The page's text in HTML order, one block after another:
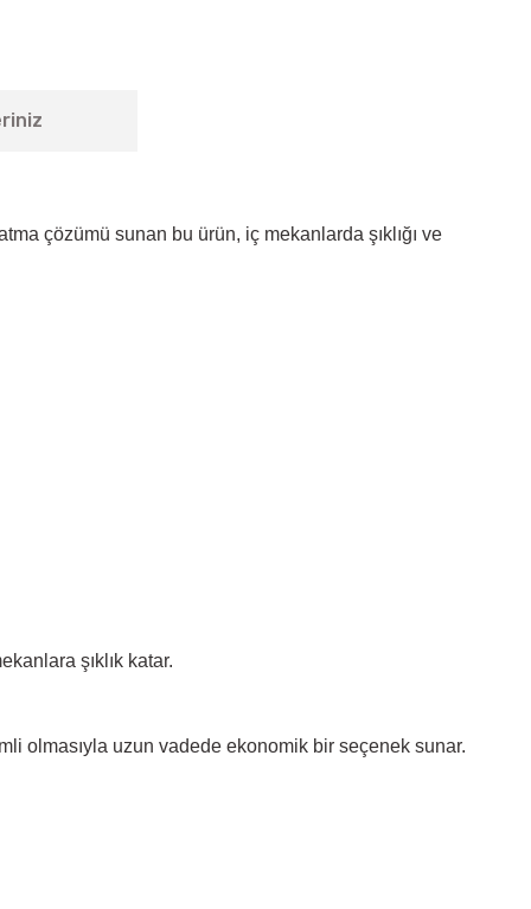
çözümü sunan bu ürün, iç mekanlarda şıklığı ve
şıklık katar.
olmasıyla uzun vadede ekonomik bir seçenek sunar.